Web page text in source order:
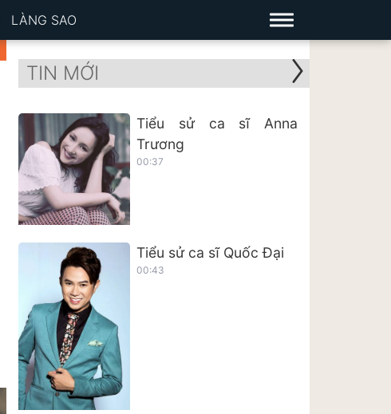
LÀNG SAO
TIN MỚI
Tiểu sử ca sĩ Anna
Trương
00:37
Tiểu sử ca sĩ Quốc Đại
00:43